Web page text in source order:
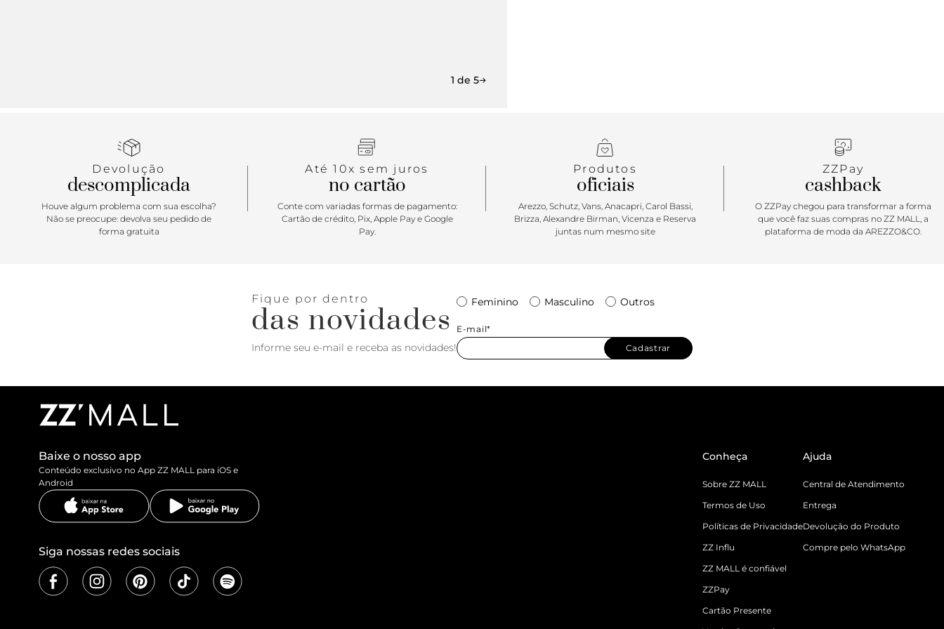
1 de 5
Devolução
descomplicada
Houve algum problema com sua escolha?
Não se preocupe: devolva seu pedido de
forma gratuita
Até 10x sem juros
no cartão
Conte com variadas formas de pagamento:
Cartão de crédito, Pix, Apple Pay e Google
Pay.
Produtos
oficiais
Arezzo, Schutz, Vans, Anacapri, Carol Bassi,
Brizza, Alexandre Birman, Vicenza e Reserva
juntas num mesmo site
ZZPay
cashback
O ZZPay chegou para transformar a forma
que você faz suas compras no ZZ MALL, a
plataforma de moda da AREZZO&CO.
Fique por dentro
das novidades
Informe seu e-mail e receba as novidades!
Feminino Masculino Outros
E-mail*
Cadastrar
Baixe o nosso app
Conteúdo exclusivo no App ZZ MALL para iOS e
Android
Siga nossas redes sociais
Conheça
Sobre ZZ MALL
Termos de Uso
Políticas de Privacidade
ZZ Influ
ZZ MALL é confiável
ZZPay
Cartão Presente
Ajuda
Central de Atendimento
Entrega
Devolução do Produto
Compre pelo WhatsApp